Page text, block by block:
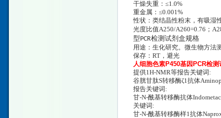
干燥失重：≤1.0%
重金属：≤0.001%
性状：类结晶性粉末，有吸湿
光度比值A250/A260=0.76；
型PCR检测试剂盒规格
用途：生化研究。微生物方法
保存：RT，避光
人细胞色素P450基因PCR检测
提供1H-NMR等报告关键词:
谷胱甘肽S转移酶ζ1抗体
报告关键词:
甘-N-酰基转移酶抗体
关键词:
甘-N-酰基转移酶样1抗体